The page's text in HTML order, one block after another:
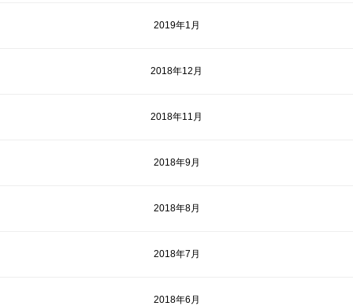
2019年1月
2018年12月
2018年11月
2018年9月
2018年8月
2018年7月
2018年6月